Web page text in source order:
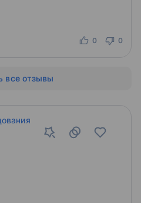
0 0
все отзывы